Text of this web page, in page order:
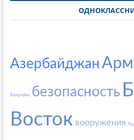
Азербайджан
Бахрейн безопасность
Восток вооружения